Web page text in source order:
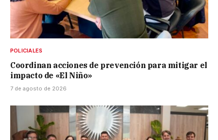
POLICIALES
Coordinan acciones de prevención para mitigar el
impacto de «El Niño»
7 de agosto de 2026